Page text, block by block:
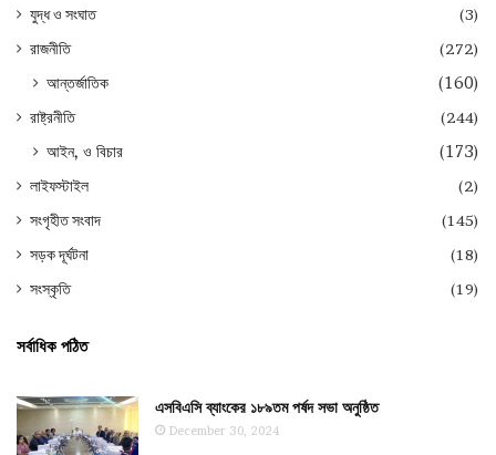
যুদ্ধ ও সংঘাত
(3)
রাজনীতি
(272)
আন্তর্জাতিক (160)
রাষ্ট্রনীতি (244)
আইন, ও বিচার (173)
লাইফস্টাইল
(2)
সংগৃহীত সংবাদ
(145)
সড়ক দূর্ঘটনা
(18)
সংস্কৃতি
(19)
সর্বাধিক পঠিত
এসবিএসি ব্যাংকের ১৮৯তম পর্ষদ সভা অনুষ্ঠিত
December 30, 2024